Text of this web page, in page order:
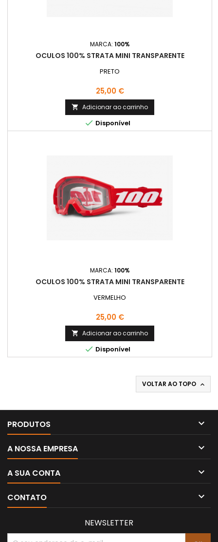
MARCA: 100%
OCULOS 100% STRATA MINI TRANSPARENTE
PRETO
Preço
25,00 €
 Adicionar ao carrinho
 Disponível
MARCA: 100%
OCULOS 100% STRATA MINI TRANSPARENTE
VERMELHO
Preço
25,00 €
 Adicionar ao carrinho
 Disponível
VOLTAR AO TOPO 
PRODUTOS 
A NOSSA EMPRESA 
A SUA CONTA 
CONTATO 
NEWSLETTER